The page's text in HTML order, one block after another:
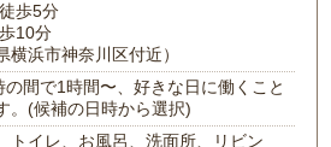
歩5分
10分
横浜市神奈川区付近）
の間で1時間〜、好きな日に働くこと
。(候補の日時から選択)
トイレ、お風呂、洗面所、リビン